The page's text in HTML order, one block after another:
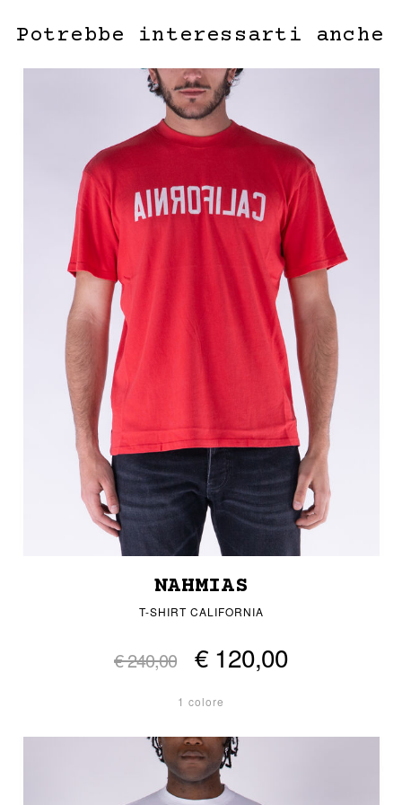
Potrebbe interessarti anche
NAHMIAS
T-SHIRT CALIFORNIA
€ 240,00 € 120,00
1 colore